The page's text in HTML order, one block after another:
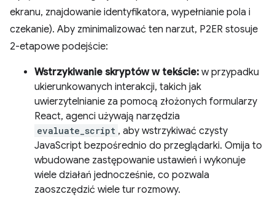
ekranu, znajdowanie identyfikatora, wypełnianie pola i
czekanie). Aby zminimalizować ten narzut, P2ER stosuje
2-etapowe podejście:
Wstrzykiwanie skryptów w tekście: w przypadku
ukierunkowanych interakcji, takich jak
uwierzytelnianie za pomocą złożonych formularzy
React, agenci używają narzędzia
evaluate_script , aby wstrzykiwać czysty
JavaScript bezpośrednio do przeglądarki. Omija to
wbudowane zastępowanie ustawień i wykonuje
wiele działań jednocześnie, co pozwala
zaoszczędzić wiele tur rozmowy.